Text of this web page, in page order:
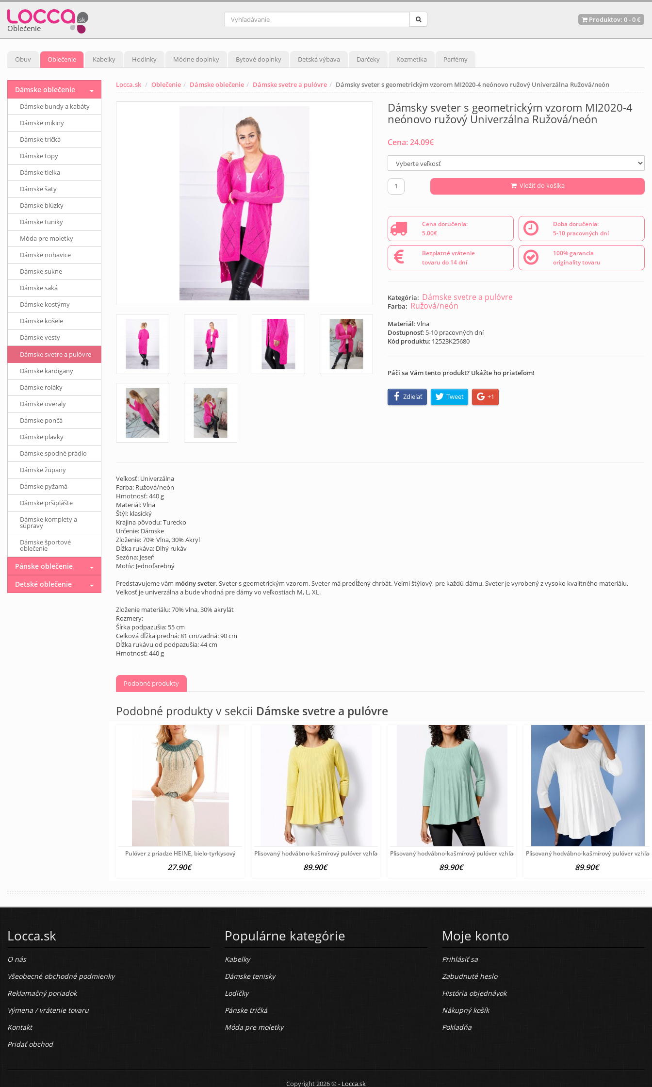
Oblečenie
Produktov: 0-0 €
Obuv Oblečenie Kabelky Hodinky Módne doplnky Bytové doplnky Detská výbava Darčeky Kozmetika Parfémy
Locca.sk Oblečenie Dámske oblečenie Dámske svetre a pulóvre Dámsky sveter s geometrickým vzorom MI2020-4 neónovo ružový Univerzálna Ružová/neón
Dámsky sveter s geometrickým vzorom MI2020-4
neónovo ružový Univerzálna Ružová/neón
Cena:24.09€
Vložiť do košíka
Cena doručenia:
5.00€
Doba doručenia:
5-10 pracovných dní
Bezplatné vrátenie
tovaru do 14 dní
100% garancia
originality tovaru
Kategória: Dámske svetre a pulóvre
Farba: Ružová/neón
Materiál: Vlna
Dostupnosť: 5-10 pracovných dní
Kód produktu: 12523K25680
Páči sa Vám tento produkt? Ukážte ho priateľom!
Zdieľať Tweet +1
Veľkosť: Univerzálna
Farba: Ružová/neón
Hmotnosť: 440 g
Materiál: Vlna
Štýl: klasický
Krajina pôvodu: Turecko
Určenie: Dámske
Zloženie: 70% Vlna, 30% Akryl
Dĺžka rukáva: Dlhý rukáv
Sezóna: Jeseň
Motív: Jednofarebný
Predstavujeme vám módny sveter. Sveter s geometrickým vzorom. Sveter má predĺžený chrbát. Veľmi štýlový, pre každú dámu. Sveter je vyrobený z vysoko kvalitného materiálu.
Veľkosť je univerzálna a bude vhodná pre dámy vo veľkostiach M, L, XL.
Zloženie materiálu: 70% vlna, 30% akrylát
Rozmery:
Šírka podpazušia: 55 cm
Celková dĺžka predná: 81 cm/zadná: 90 cm
Dĺžka rukávu od podpazušia: 44 cm
Hmotnosť: 440 g
Podobné produkty
Podobné produkty v sekcii Dámske svetre a pulóvre
Pulóver z priadze HEINE, bielo-tyrkysový
27.90€
Plisovaný hodvábno-kašmírový pulóver vzhľadom Création
89.90€
Plisovaný hodvábno-kašmírový pulóver vzhľadom Création
89.90€
Plisovaný hodvábno-kašmírový pulóver
89.90€
Dámske oblečenie
Dámske bundy a kabáty
Dámske mikiny
Dámske tričká
Dámske topy
Dámske tielka
Dámske šaty
Dámske blúzky
Dámske tuniky
Móda pre moletky
Dámske nohavice
Dámske sukne
Dámske saká
Dámske kostýmy
Dámske košele
Dámske vesty
Dámske svetre a pulóvre
Dámske kardigany
Dámske roláky
Dámske overaly
Dámske pončá
Dámske plavky
Dámske spodné prádlo
Dámske župany
Dámske pyžamá
Dámske pršiplášte
Dámske komplety a
súpravy
Dámske športové
oblečenie
Pánske oblečenie
Detské oblečenie
Locca.sk
O nás
Všeobecné obchodné podmienky
Reklamačný poriadok
Výmena / vrátenie tovaru
Kontakt
Pridať obchod
Populárne kategórie
Kabelky
Dámske tenisky
Lodičky
Pánske tričká
Móda pre moletky
Moje konto
Prihlásiť sa
Zabudnuté heslo
História objednávok
Nákupný košík
Pokladňa
Copyright 2026 © - Locca.sk